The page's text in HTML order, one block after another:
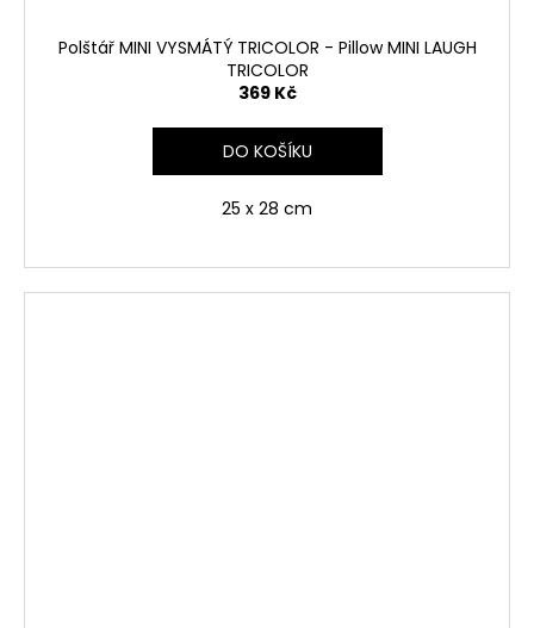
Polštář MINI VYSMÁTÝ TRICOLOR - Pillow MINI LAUGH
TRICOLOR
369 Kč
DO KOŠÍKU
25 x 28 cm